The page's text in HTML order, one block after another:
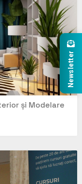
și Modelare
Newsletter